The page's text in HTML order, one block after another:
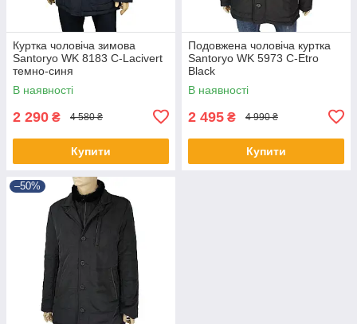
Куртка чоловіча зимова
Santoryo WK 8183 С-Lacivert
темно-синя
В наявності
2 290 ₴ 4 580 ₴
Купити
Подовжена чоловіча куртка
Santoryo WK 5973 C-Etro
Black
В наявності
2 495 ₴ 4 990 ₴
Купити
–50%